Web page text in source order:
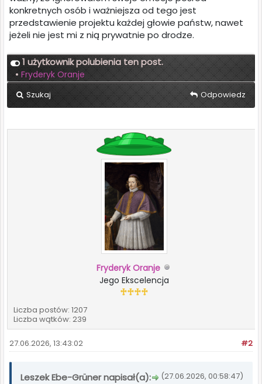
konkretnych osób i ważniejsza od tego jest
przedstawienie projektu każdej głowie państw, nawet
jeżeli nie jest mi z nią prywatnie po drodze.
1 użytkownik polubienia ten post.
• Fryderyk Oranje
Szukaj Odpowiedz
Fryderyk Oranje
Jego Ekscelencja
Liczba postów: 1207
Liczba wątków: 239
#2
27.06.2026, 13:43:02
(27.06.2026, 00:58:47)
Leszek Ebe-Grüner napisał(a):